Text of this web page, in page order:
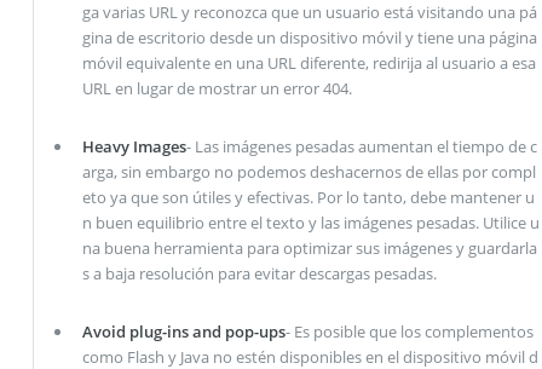
ga varias URL y reconozca que un usuario está visitando una pá
gina de escritorio desde un dispositivo móvil y tiene una página
móvil equivalente en una URL diferente, redirija al usuario a esa
URL en lugar de mostrar un error 404.
Heavy Images- Las imágenes pesadas aumentan el tiempo de c
arga, sin embargo no podemos deshacernos de ellas por compl
eto ya que son útiles y efectivas. Por lo tanto, debe mantener u
n buen equilibrio entre el texto y las imágenes pesadas. Utilice u
na buena herramienta para optimizar sus imágenes y guardarla
s a baja resolución para evitar descargas pesadas.
Avoid plug-ins and pop-ups- Es posible que los complementos
como Flash y Java no estén disponibles en el dispositivo móvil d